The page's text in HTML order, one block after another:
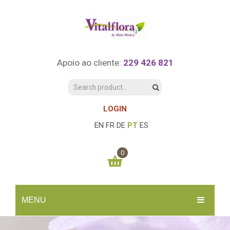
Apoio ao cliente: 229 426 821
LOGIN
EN FR DE PT ES
MENU
0
You have no items in your shopping cart
SUBTOTAL: 0.00€